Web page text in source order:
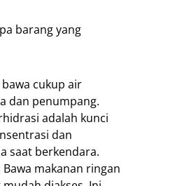
barang yang
bawa cukup air
dan penumpang.
adalah kunci
dan
saat berkendara.
Bawa makanan ringan